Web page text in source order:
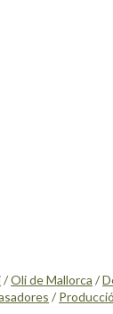
/Oli de Mallorca /
/ Producció